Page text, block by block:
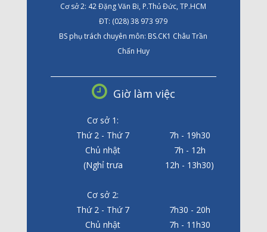
Cơ sở 2: 42 Đặng Văn Bi, P.Thủ Đức, TP.HCM
ĐT: (028) 38 973 979
BS phụ trách chuyên môn: BS.CK1 Châu Trần
Chấn Huy
Giờ làm việc
Cơ sở 1:
Thứ 2 - Thứ 7
7h - 19h30
Chủ nhật
7h - 12h
(Nghỉ trưa
12h - 13h30)
Cơ sở 2:
Thứ 2 - Thứ 7
7h30 - 20h
Chủ nhật
7h - 11h30